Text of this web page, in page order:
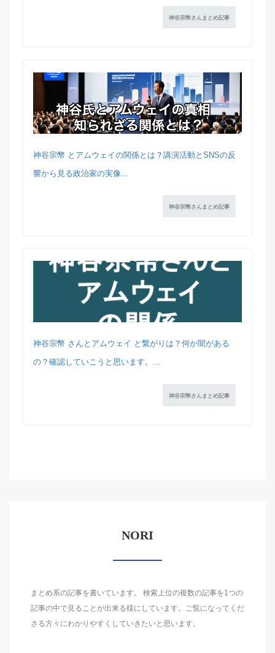
神谷宗幣さんまとめ記事
神谷宗幣 とアムウェイの関係とは？講演活動とSNSの反
響から見る政治家の実像...
神谷宗幣さんまとめ記事
神谷宗幣 さんとアムウェイ と繋がりは？何か闇がある
の？確認していこうと思います。...
神谷宗幣さんまとめ記事
NORI
まとめ系の記事を書いています。 検索上位の複数の記事を1つの
記事の中で見ることが出来る様にしています。ご覧になってくだ
さる方々にわかりやすくしていきたいと思います。